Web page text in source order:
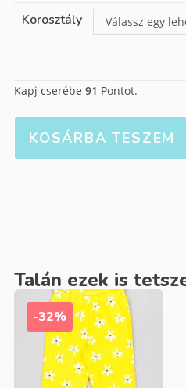
Korosztály Válassz egy
Kapj cserébe 91 Pontot.
KOSÁRBA TESZEM
Talán ezek is
-32%